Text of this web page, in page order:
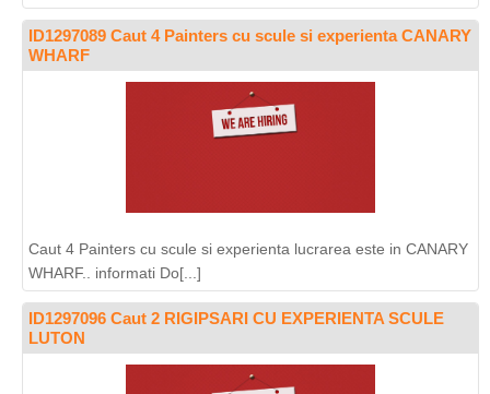
ID1297089 Caut 4 Painters cu scule si experienta CANARY
WHARF
Caut 4 Painters cu scule si experienta lucrarea este in CANARY
WHARF.. informati Do[...]
ID1297096 Caut 2 RIGIPSARI CU EXPERIENTA SCULE
LUTON